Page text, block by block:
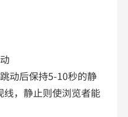
动后保持5-10秒的静
线，静止则使浏览者能